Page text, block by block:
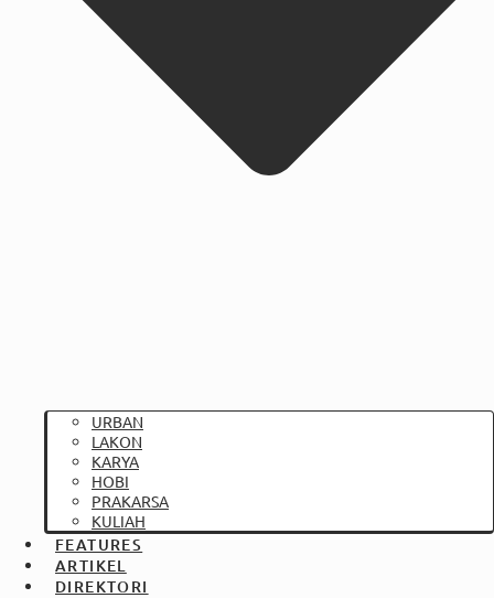
URBAN
LAKON
KARYA
HOBI
PRAKARSA
KULIAH
FEATURES
ARTIKEL
DIREKTORI